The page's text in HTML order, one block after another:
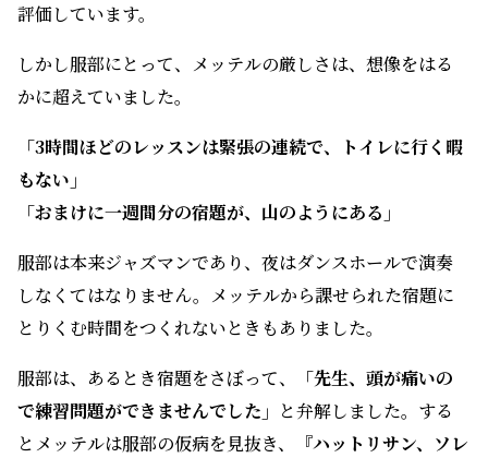
評価しています。
しかし服部にとって、メッテルの厳しさは、想像をはる
かに超えていました。
「3時間ほどのレッスンは緊張の連続で、トイレに行く暇
もない」
「おまけに一週間分の宿題が、山のようにある」
服部は本来ジャズマンであり、夜はダンスホールで演奏
しなくてはなりません。メッテルから課せられた宿題に
とりくむ時間をつくれないときもありました。
服部は、あるとき宿題をさぼって、
「先生、頭が痛いの
で練習問題ができませんでした」 と弁解しました。する
とメッテルは服部の仮病を見抜き、
『ハットリサン、ソレ